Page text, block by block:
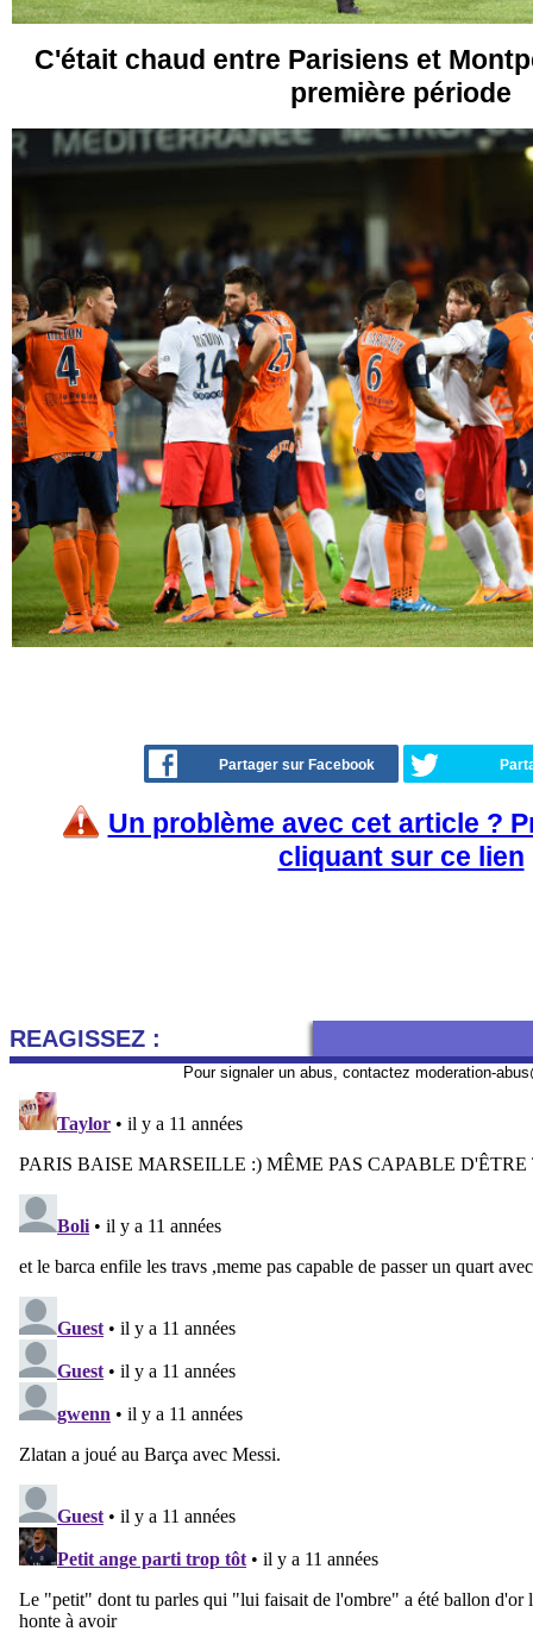
C'était chaud entre Parisiens et
première période
Partager sur Facebook
Un problème avec cet article ?
cliquant sur ce lien
REAGISSEZ :
Pour signaler un abus, contactez moderation-